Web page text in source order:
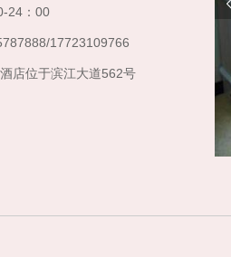
24：00
17723109766
店位于滨江大道562号